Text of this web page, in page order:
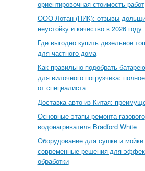
ориентировочная стоимость работ
ООО Лотан (ПИК): отзывы
неустойку и качество в 2026 году
Где выгодно купить дизельное
для частного дома
Как правильно подобрать
для вилочного погрузчика:
от специалиста
Доставка авто из Китая:
Основные этапы ремонта газового
водонагревателя Bradford White
Оборудование для сушки и
современные решения для
обработки